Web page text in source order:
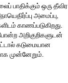
பாதிக்கும் ஒரு தீவிர
அமைப்பு,
காணப்படுகிறது.
அறிகுறிகளுடன்
கடுமையான
முன்னேறும்.